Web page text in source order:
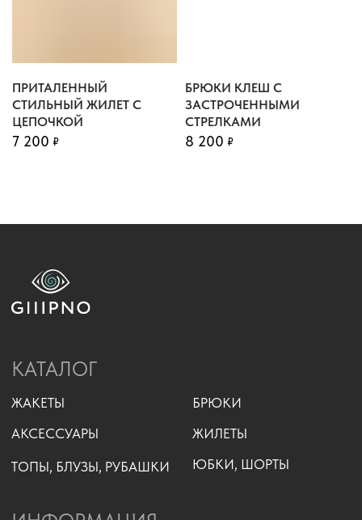
ПРИТАЛЕННЫЙ
СТИЛЬНЫЙ ЖИЛЕТ С
ЦЕПОЧКОЙ
7 200 ₽
БРЮКИ КЛЕШ С
ЗАСТРОЧЕННЫМИ
СТРЕЛКАМИ
8 200 ₽
2023 - «GIIIPNO»
ПОЛИТИКА КОНФИДЕНЦИАЛЬНОСТИ
ИП КОРОЛЕВА К.С.